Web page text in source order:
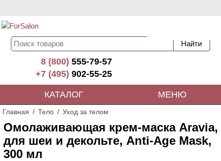
8 (800)555-79-57
+7 (495)902-55-25
КАТАЛОГ МЕНЮ
Главная Тело Уход за телом
Омолаживающая крем-маска Aravia,
для шеи и декольте, Anti-Age Mask,
300 мл